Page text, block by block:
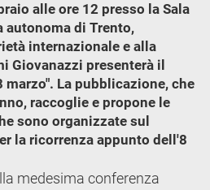
alle ore 12 presso la Sala
autonoma di Trento,
internazionale e alla
Giovanazzi presenterà il
marzo". La pubblicazione, che
raccoglie e propone le
sono organizzate sul
la ricorrenza appunto dell'8
medesima conferenza